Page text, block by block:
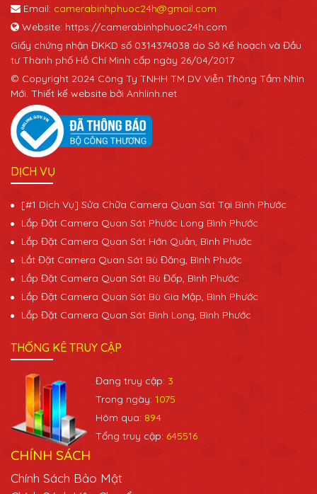
Email: camerabinhphuoc24h@gmail.com
Website: https://camerabinhphuoc24h.com
Giấy chứng nhận ĐKKD số 0314374038 do Sở Kế hoạch và Đầu
tư Thành phố Hồ Chí Minh cấp ngày 26/04/2017
© Copyright 2024 Công Ty TNHH TM DV Viễn Thông Tầm Nhìn
Mới. Thiết kế website bởi Anhlinh.net
DỊCH VỤ
[#1 Dịch Vụ] Sửa Chữa Camera Quan Sát Tại Bình Phước
Lắp Đặt Camera Quan Sát Phước Long Bình Phước
Lắp Đặt Camera Quan Sát Hớn Quản, Bình Phước
Lắt Đặt Camera Quan Sát Bù Đăng, Bình Phước
Lắp Đặt Camera Quan Sát Bù Đốp, Bình Phước
Lắp Đặt Camera Quan Sát Bù Gia Mập, Bình Phước
Lắp Đặt Camera Quan Sát Bình Long, Bình Phước
THỐNG KÊ TRUY CẬP
Đang truy cập: 3
Trong ngày: 1075
Hôm qua: 894
Tổng truy cập: 645516
CHÍNH SÁCH
Chính Sách Bảo Mật